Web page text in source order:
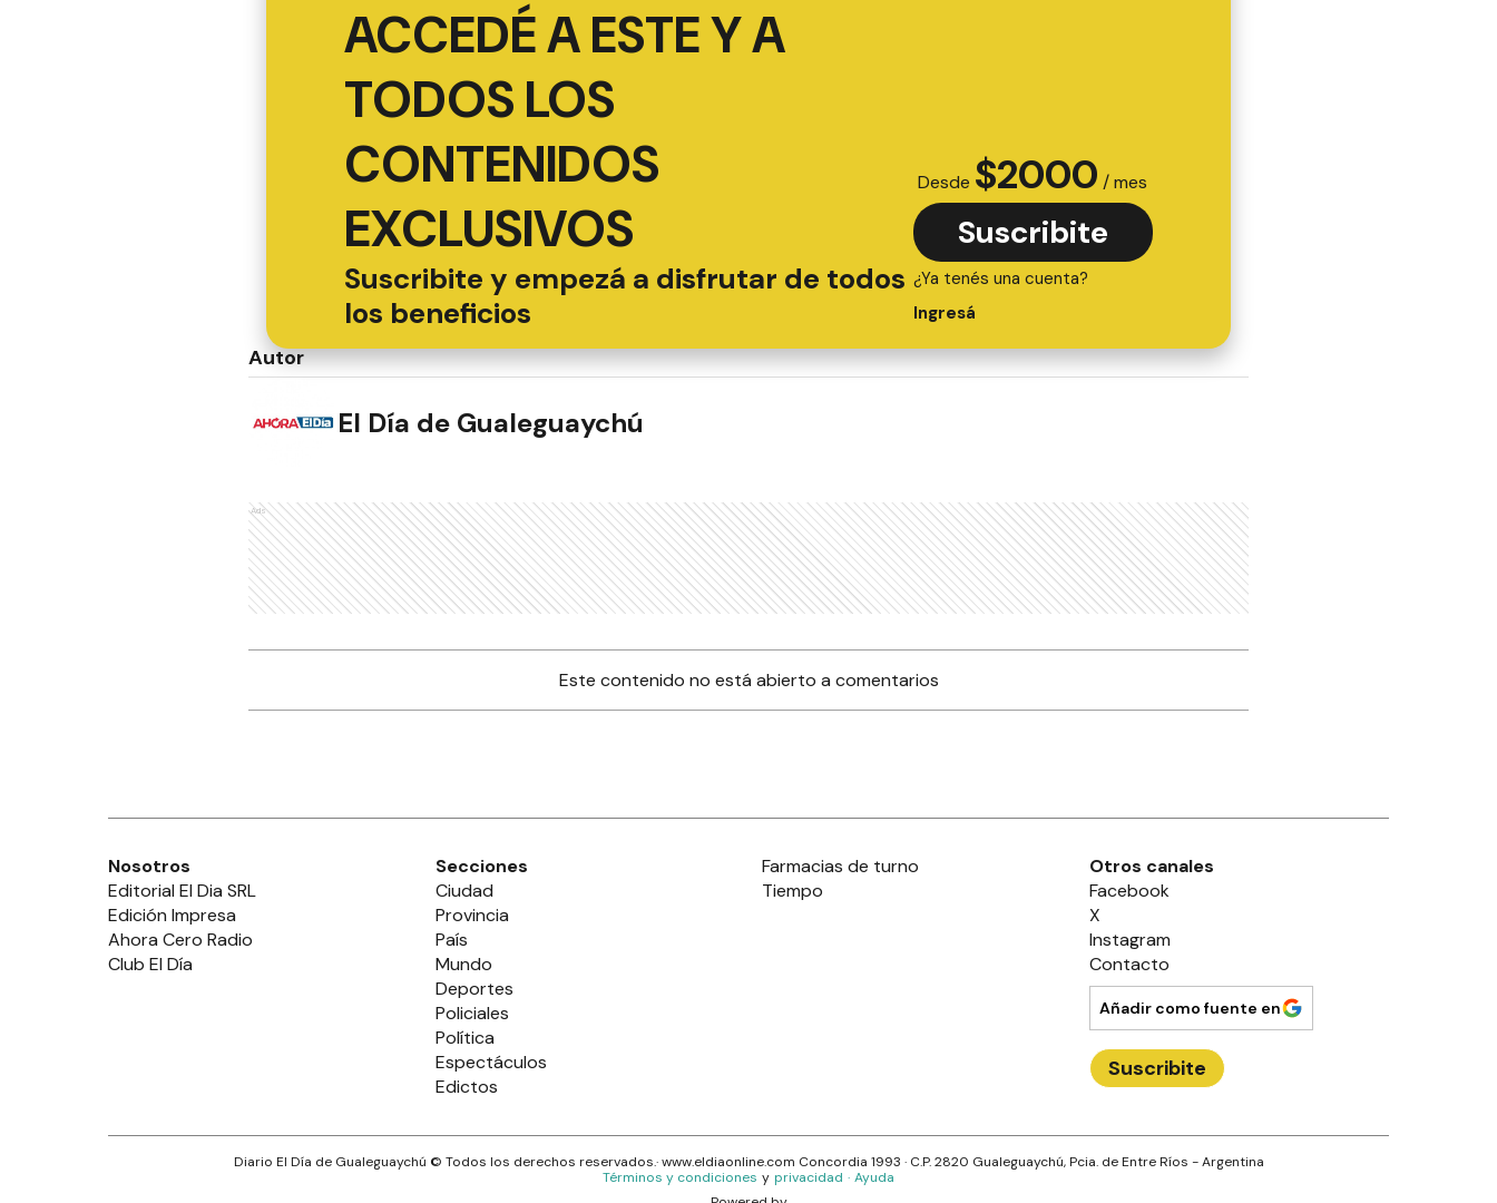
ACCEDÉ A ESTE Y A
TODOS LOS
CONTENIDOS
EXCLUSIVOS
Suscribite y empezá a disfrutar de todos
los beneficios
Desde $2000 / mes
Suscribite
¿Ya tenés una cuenta?
Ingresá
Autor
El Día de Gualeguaychú
Ads
Este contenido no está abierto a comentarios
Nosotros
Editorial El Dia SRL
Edición Impresa
Ahora Cero Radio
Club El Día
Secciones
Ciudad
Provincia
País
Mundo
Deportes
Policiales
Política
Espectáculos
Edictos
Farmacias de turno
Tiempo
Otros canales
Facebook
X
Instagram
Contacto
Añadir como fuente en
Suscribite
Diario El Día de Gualeguaychú © Todos los derechos reservados.· www.eldiaonline.com Concordia 1993 · C.P.2820 Gualeguaychú, Pcia. de Entre Ríos - Argentina
Términos y condiciones y privacidad · Ayuda